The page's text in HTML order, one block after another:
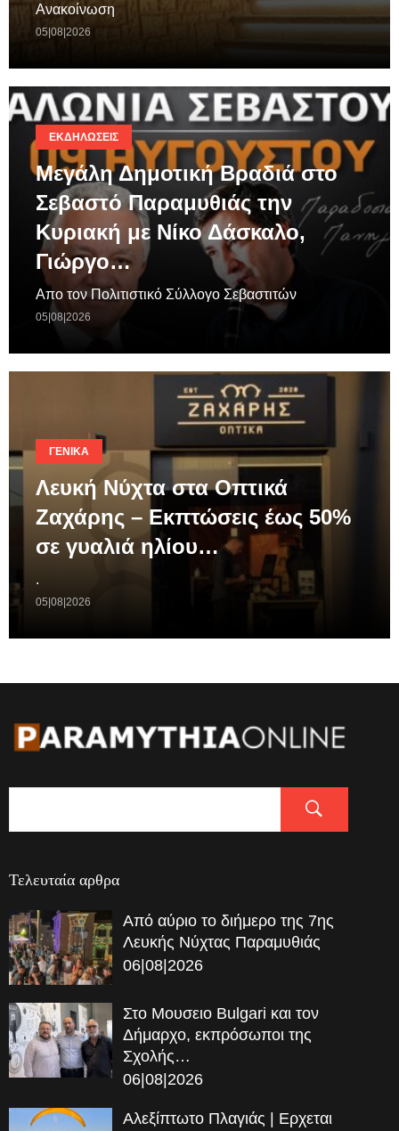
Ανακοίνωση
05|08|2026
ΕΚΔΗΛΏΣΕΙΣ
Μεγάλη Δημοτική Βραδιά στο
Σεβαστό Παραμυθιάς την
Κυριακή με Νίκο Δάσκαλο,
Γιώργο…
Απο τον Πολιτιστικό Σύλλογο Σεβαστιτών
05|08|2026
ΓΕΝΙΚΆ
Λευκή Νύχτα στα Οπτικά
Ζαχάρης – Εκπτώσεις έως 50%
σε γυαλιά ηλίου…
.
05|08|2026
Τελευταία αρθρα
Από αύριο το διήμερο της 7ης
Λευκής Νύχτας Παραμυθιάς
06|08|2026
Στο Μουσειο Bulgari και τον
Δήμαρχο, εκπρόσωποι της
Σχολής…
06|08|2026
Αλεξίπτωτο Πλαγιάς | Ερχεται